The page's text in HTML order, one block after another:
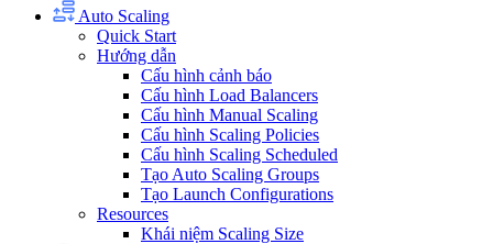
Auto Scaling
Quick Start
Hướng dẫn
Cấu hình cảnh báo
Cấu hình Load Balancers
Cấu hình Manual Scaling
Cấu hình Scaling Policies
Cấu hình Scaling Scheduled
Tạo Auto Scaling Groups
Tạo Launch Configurations
Resources
Khái niệm Scaling Size